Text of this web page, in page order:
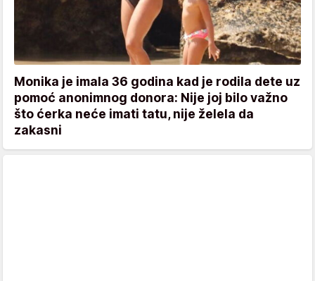
Monika je imala 36 godina kad je rodila dete uz
pomoć anonimnog donora: Nije joj bilo važno
što ćerka neće imati tatu, nije želela da
zakasni